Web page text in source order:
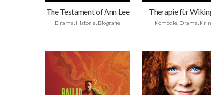
The Testament of Ann Lee
Drama, Historie, Biografie
Therapie für
Komödie, Drama,